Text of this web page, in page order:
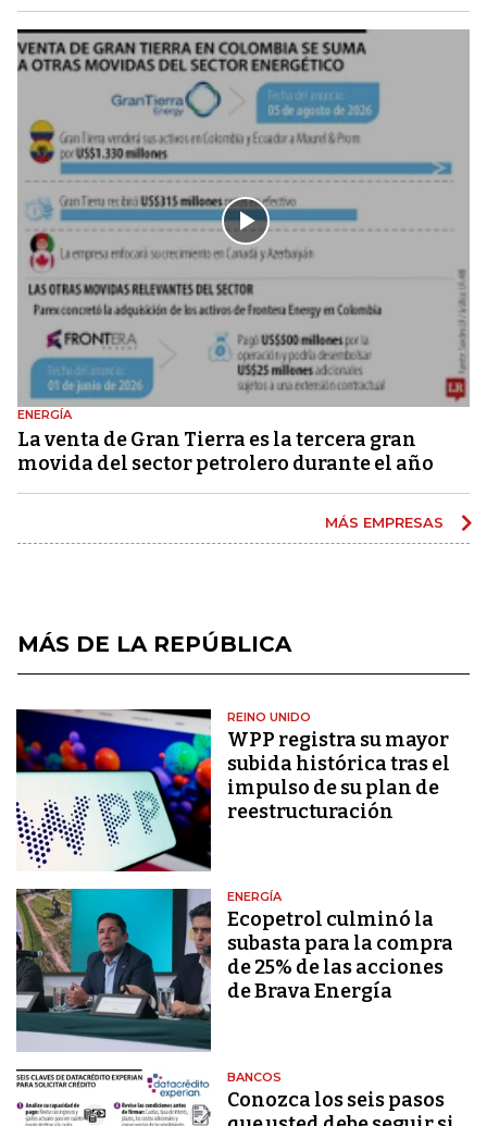
ENERGÍA
La venta de Gran Tierra es la tercera gran
movida del sector petrolero durante el año
MÁS EMPRESAS
MÁS DE LA REPÚBLICA
REINO UNIDO
WPP registra su mayor
subida histórica tras el
impulso de su plan de
reestructuración
ENERGÍA
Ecopetrol culminó la
subasta para la compra
de 25% de las acciones
de Brava Energía
BANCOS
Conozca los seis pasos